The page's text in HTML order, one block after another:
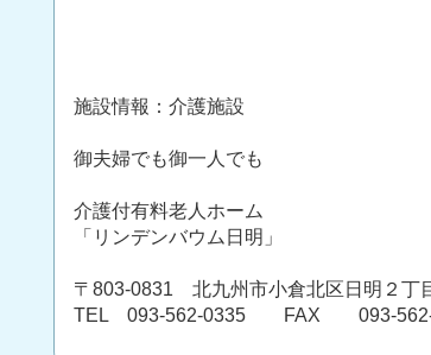
施設情報：介護施設
御夫婦でも御一人でも
介護付有料老人ホーム
「リンデンバウム日明」
〒803-0831 北九州市小倉北区日明２丁
TEL 093-562-0335 FAX 093-562-